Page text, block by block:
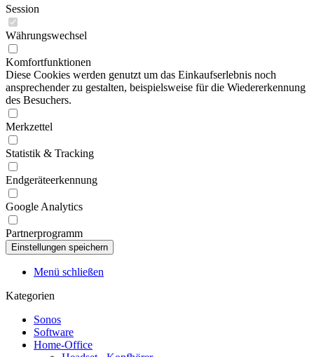
Session
Währungswechsel
Komfortfunktionen
Diese Cookies werden genutzt um das Einkaufserlebnis noch
ansprechender zu gestalten, beispielsweise für die Wiedererkennung
des Besuchers.
Merkzettel
Statistik & Tracking
Endgeräteerkennung
Google Analytics
Partnerprogramm
Menü schließen
Kategorien
Sonos
Software
Home-Office